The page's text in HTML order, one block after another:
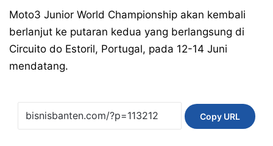
Moto3 Junior World Championship akan kembali
berlanjut ke putaran kedua yang berlangsung di
Circuito do Estoril, Portugal, pada 12-14 Juni
mendatang.
Copy URL